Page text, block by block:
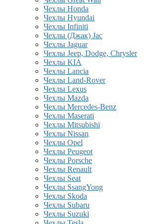
Чехлы Honda
Чехлы Hyundai
Чехлы Infiniti
Чехлы (Джак) Jac
Чехлы Jaguar
Чехлы Jeep, Dodge, Chrysler
Чехлы KIA
Чехлы Lancia
Чехлы Land-Rover
Чехлы Lexus
Чехлы Mazda
Чехлы Mercedes-Benz
Чехлы Maserati
Чехлы Mitsubishi
Чехлы Nissan
Чехлы Opel
Чехлы Peugeot
Чехлы Porsche
Чехлы Renault
Чехлы Seat
Чехлы SsangYong
Чехлы Skoda
Чехлы Subaru
Чехлы Suzuki